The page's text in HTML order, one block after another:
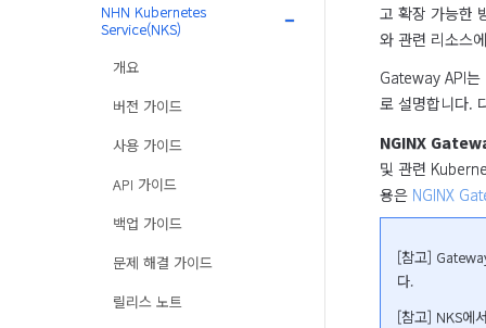
NHN Kubernetes
Service(NKS)
개요
버전 가이드
사용 가이드
API 가이드
백업 가이드
문제 해결 가이드
릴리스 노트
고 확장 가능한
와 관련 리소스
Gateway API는
로 설명합니다.
NGINX
및 관련
용은 NGINX
[참고]
다.
[참고] NKS에